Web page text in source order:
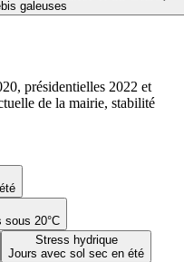
galeuses
sous 20°C
Stress hydrique
Jours avec sol sec en été
présidentielles 2022 et
de la mairie, stabilité